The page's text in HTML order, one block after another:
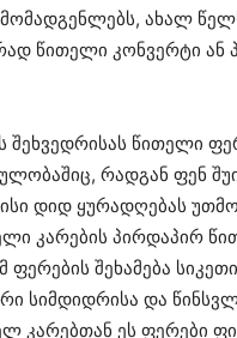
ახალ
წითელი კონვერტი ან
შეხვედრისას წითელი
რადგან ფენ
დიდ ყურადღებას
კარების პირდაპირ
შეხამება
სიმდიდრისა და
კარებთან ეს ფერები